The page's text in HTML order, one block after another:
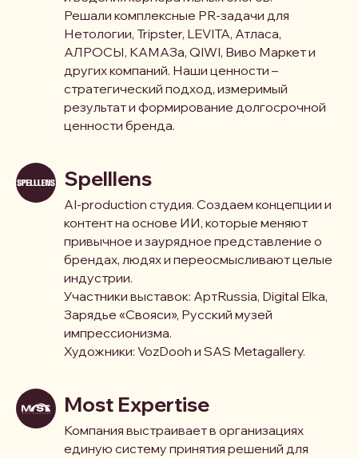
Решали комплексные PR-задачи для
Нетологии, Tripster, LEVITA, Атласа,
АЛРОСЫ, КАМАЗа, QIWI, Виво Маркет и
других компаний. Наши ценности –
стратегический подход, измеримый
результат и формирование долгосрочной
ценности бренда.
Spelllens
AI-production студия. Создаем концепции и
контент на основе ИИ, которые меняют
привычное и заурядное представление о
брендах, людях и переосмысливают целые
индустрии.
Участники выставок: АртRussia, Digital Elka,
Зарядье «Свояси», Русский музей
импрессионизма.
Художники: VozDooh и SAS Metagallery.
Most Expertise
Компания выстраивает в организациях
единую систему принятия решений для